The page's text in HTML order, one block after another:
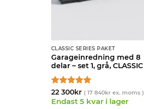
CLASSIC SERIES PAKET
Garageinredning med 8
delar – set 1, grå, CLASSIC
Betygsatt5
av 5
22 300kr ( 17 840krex. moms )
Endast 5 kvar i lager